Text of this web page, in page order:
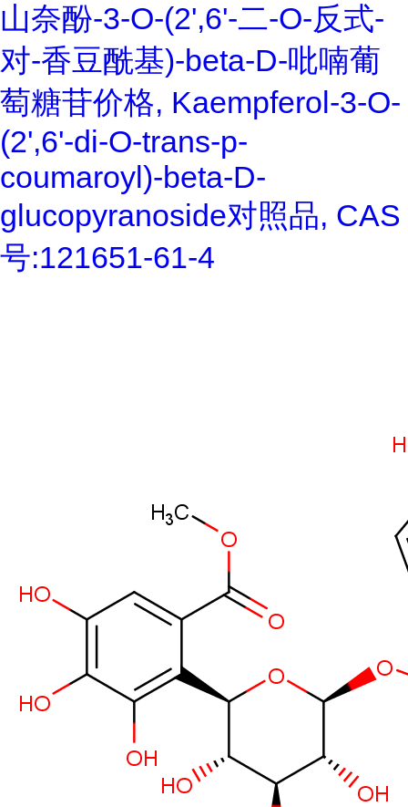
山奈酚-3-O-(2',6'-二-O-反式-
对-香豆酰基)-beta-D-吡喃葡
萄糖苷价格, Kaempferol-3-O-
(2',6'-di-O-trans-p-
coumaroyl)-beta-D-
glucopyranoside对照品, CAS
号:121651-61-4